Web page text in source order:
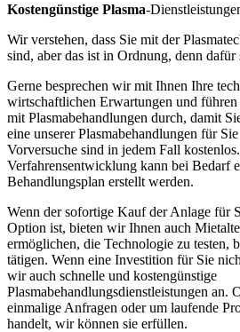
Kostengünstige Plasma-
Wir verstehen, dass Sie mit der
sind, aber das ist in Ordnung, denn
Gerne besprechen wir mit Ihnen Ihre
wirtschaftlichen Erwartungen und führen
mit Plasmabehandlungen durch, damit
eine unserer Plasmabehandlungen für
Vorversuche sind in jedem Fall
Verfahrensentwicklung kann bei Bedarf
Behandlungsplan erstellt werden.
Wenn der sofortige Kauf der Anlage für
Option ist, bieten wir Ihnen auch
ermöglichen, die Technologie zu testen,
tätigen. Wenn eine Investition für Sie
wir auch schnelle und kostengünstige
Plasmabehandlungsdienstleistungen an.
einmalige Anfragen oder um laufende
handelt, wir können sie erfüllen.